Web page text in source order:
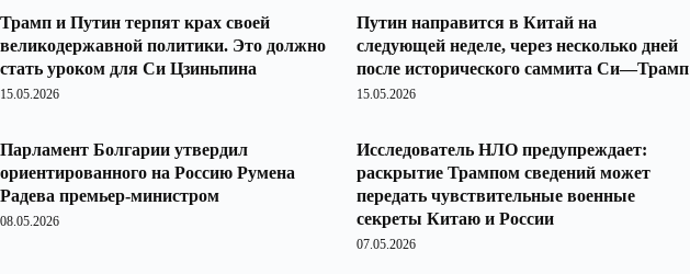
Трамп и Путин терпят крах своей
великодержавной политики. Это должно
стать уроком для Си Цзиньпина
15.05.2026
Путин направится в Китай на
следующей неделе, через несколько дней
после исторического саммита Си—Трамп
15.05.2026
Парламент Болгарии утвердил
ориентированного на Россию Румена
Радева премьер-министром
08.05.2026
Исследователь НЛО предупреждает:
раскрытие Трампом сведений может
передать чувствительные военные
секреты Китаю и России
07.05.2026